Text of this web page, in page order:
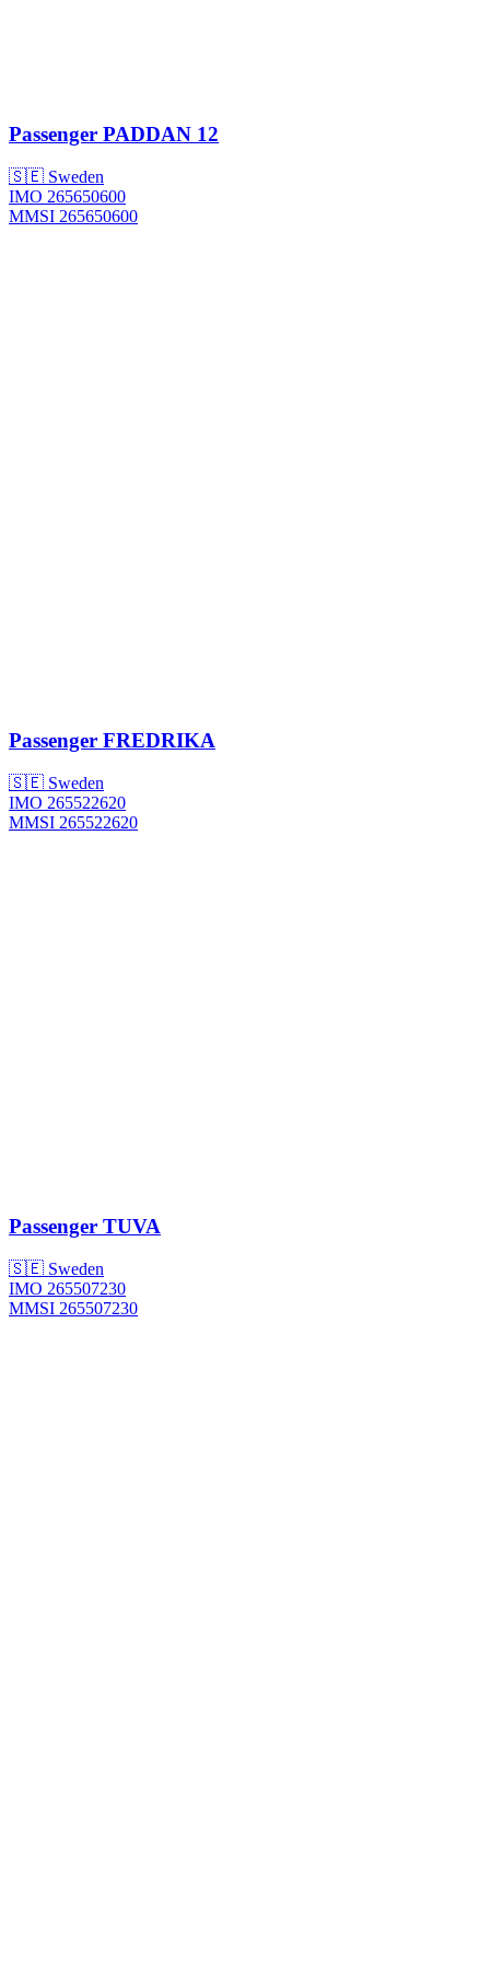
Passenger PADDAN 12
🇸🇪 Sweden
IMO 265650600
MMSI 265650600
Passenger FREDRIKA
🇸🇪 Sweden
IMO 265522620
MMSI 265522620
Passenger TUVA
🇸🇪 Sweden
IMO 265507230
MMSI 265507230